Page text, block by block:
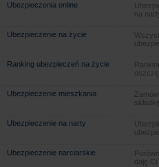
Ubezpieczenia online
na
Ubezpieczenie na życie
Ranking ubezpieczeń na życie
Ubezpieczenie mieszkania
Ubezpieczenie na narty
Ubezpieczenie narciarskie
daję